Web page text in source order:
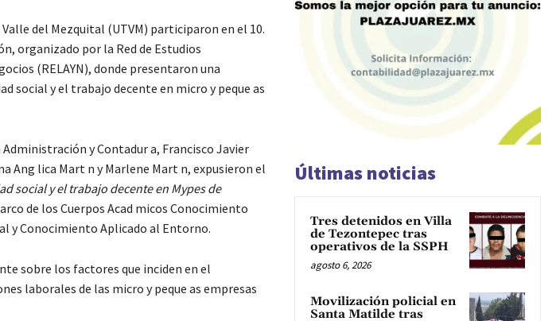
del Mezquital (UTVM) participaron en el 10.
organizado por la Red de Estudios
(RELAYN), donde presentaron una
social y el trabajo decente en micro y peque as
y Contadur a, Francisco Javier
Ang lica Mart n y Marlene Mart n, expusieron el
social y el trabajo decente en Mypes de
de los Cuerpos Acad micos Conocimiento
y Conocimiento Aplicado al Entorno.
sobre los factores que inciden en el
laborales de las micro y peque as empresas
Últimas noticias
Tres detenidos en Villa
de Tezontepec tras
operativos de la SSPH
agosto 6, 2026
Movilización policial en
Santa Matilde tras